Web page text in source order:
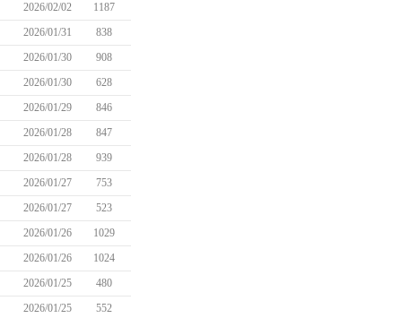
2026/02/02
1187
2026/01/31
838
2026/01/30
908
2026/01/30
628
2026/01/29
846
2026/01/28
847
2026/01/28
939
2026/01/27
753
2026/01/27
523
2026/01/26
1029
2026/01/26
1024
2026/01/25
480
2026/01/25
552